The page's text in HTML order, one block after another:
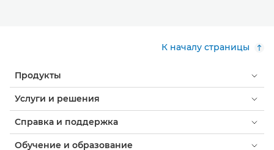
К началу страницы
Продукты
Услуги и решения
Справка и поддержка
Обучение и образование